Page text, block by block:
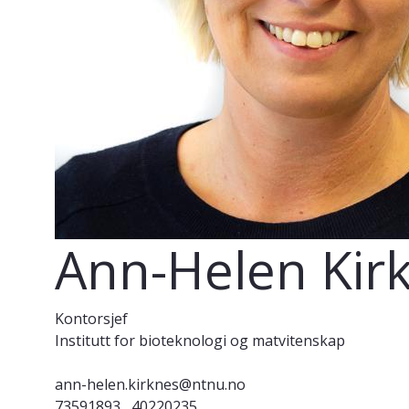
Ann-Helen
Kontorsjef
Institutt for bioteknologi og matvitenskap
ann-helen.kirknes@ntnu.no